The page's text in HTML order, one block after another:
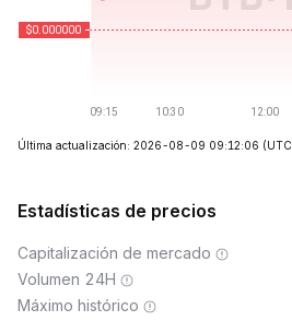
Última actualización: 2026-08-09 09:12:06
Estadísticas de precios
Capitalización de mercado
Volumen 24H
Máximo histórico